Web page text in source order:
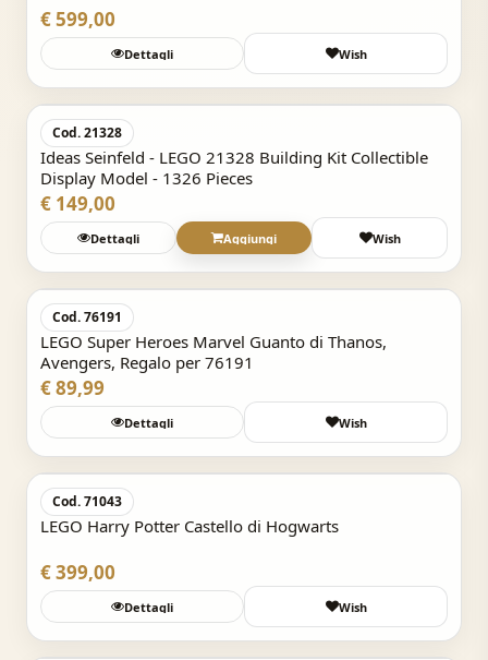
€ 599,00
Dettagli Wish
Acquisto Veloce
Cod. 21328
Ideas Seinfeld - LEGO 21328 Building Kit Collectible
Display Model - 1326 Pieces
€ 149,00
Dettagli Aggiungi Wish
Acquisto Veloce
Cod. 76191
LEGO Super Heroes Marvel Guanto di Thanos,
Avengers, Regalo per 76191
€ 89,99
Dettagli Wish
Acquisto Veloce
Cod. 71043
LEGO Harry Potter Castello di Hogwarts
€ 399,00
Dettagli Wish
Acquisto Veloce